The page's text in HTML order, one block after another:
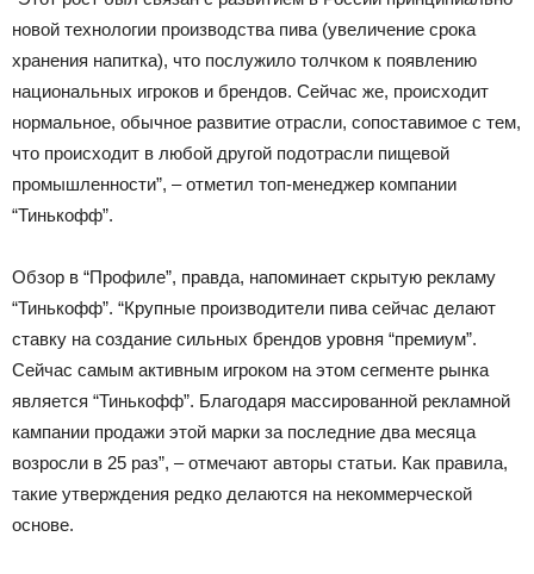
новой технологии производства пива (увеличение срока
хранения напитка), что послужило толчком к появлению
национальных игроков и брендов. Сейчас же, происходит
нормальное, обычное развитие отрасли, сопоставимое с тем,
что происходит в любой другой подотрасли пищевой
промышленности”, – отметил топ-менеджер компании
“Тинькофф”.
Обзор в “Профиле”, правда, напоминает скрытую рекламу
“Тинькофф”. “Крупные производители пива сейчас делают
ставку на создание сильных брендов уровня “премиум”.
Сейчас самым активным игроком на этом сегменте рынка
является “Тинькофф”. Благодаря массированной рекламной
кампании продажи этой марки за последние два месяца
возросли в 25 раз”, – отмечают авторы статьи. Как правила,
такие утверждения редко делаются на некоммерческой
основе.